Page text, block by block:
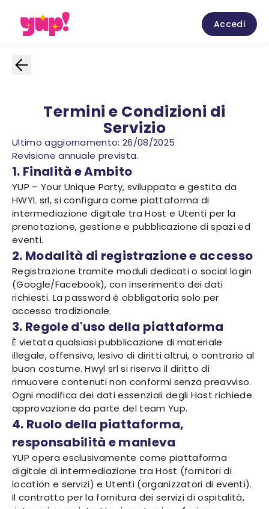
Accedi
Termini e Condizioni di
Servizio
Ultimo aggiornamento: 26/08/2025
Revisione annuale prevista.
1. Finalità e Ambito
YUP – Your Unique Party, sviluppata e gestita da
HWYL srl, si configura come piattaforma di
intermediazione digitale tra Host e Utenti per la
prenotazione, gestione e pubblicazione di spazi ed
eventi.
2. Modalità di registrazione e accesso
Registrazione tramite moduli dedicati o social login
(Google/Facebook), con inserimento dei dati
richiesti. La password è obbligatoria solo per
accesso tradizionale.
3. Regole d'uso della piattaforma
È vietata qualsiasi pubblicazione di materiale
illegale, offensivo, lesivo di diritti altrui, o contrario al
buon costume. Hwyl srl si riserva il diritto di
rimuovere contenuti non conformi senza preavviso.
Ogni modifica dei dati essenziali degli Host richiede
approvazione da parte del team Yup.
4. Ruolo della piattaforma,
responsabilità e manleva
YUP opera esclusivamente come piattaforma
digitale di intermediazione tra Host (fornitori di
location e servizi) e Utenti (organizzatori di eventi).
Il contratto per la fornitura dei servizi di ospitalità,